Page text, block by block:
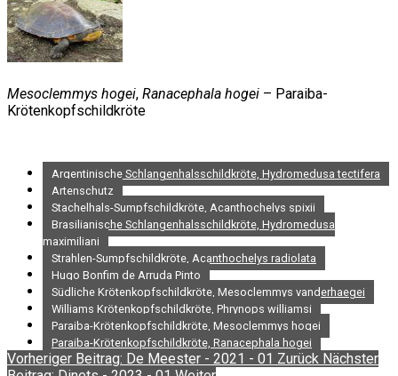
Mesoclemmys hogei, Ranacephala hogei – Paraiba-
Krötenkopfschildkröte
Argentinische Schlangenhalsschildkröte, Hydromedusa tectifera
Artenschutz
Stachelhals-Sumpfschildkröte, Acanthochelys spixii
Brasilianische Schlangenhalsschildkröte, Hydromedusa
maximiliani
Strahlen-Sumpfschildkröte, Acanthochelys radiolata
Hugo Bonfim de Arruda Pinto
Südliche Krötenkopfschildkröte, Mesoclemmys vanderhaegei
Williams Krötenkopfschildkröte, Phrynops williamsi
Paraiba-Krötenkopfschildkröte, Mesoclemmys hogei
Paraiba-Krötenkopfschildkröte, Ranacephala hogei
Vorheriger Beitrag: De Meester - 2021 - 01 Zurück Nächster